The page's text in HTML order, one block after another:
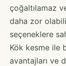
çoğaltılamaz
daha zor
seçeneklere
Kök kesme ile
avantajları ve